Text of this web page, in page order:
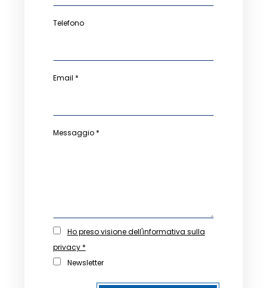
Telefono
Email *
Messaggio *
Ho preso visione dell'informativa sulla
privacy *
Newsletter